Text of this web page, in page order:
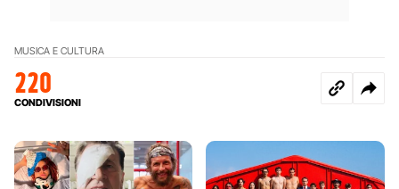
MUSICA E CULTURA
220
CONDIVISIONI